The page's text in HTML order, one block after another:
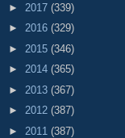
► 2017 (339)
► 2016 (329)
► 2015 (346)
► 2014 (365)
► 2013 (367)
► 2012 (387)
► 2011 (387)